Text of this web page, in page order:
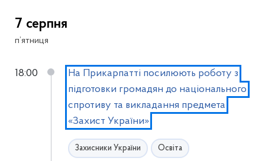
7 серпня
п’ятниця
18:00
На Прикарпатті посилюють роботу з
підготовки громадян до національного
спротиву та викладання предмета
«Захист України»
Захисники України Освіта